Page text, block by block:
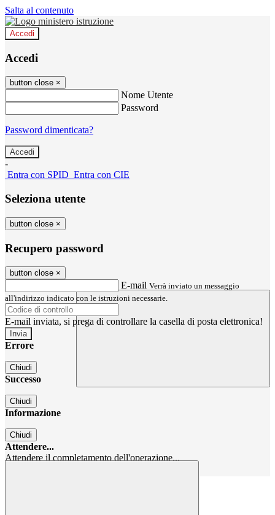
Salta al contenuto
Accedi
Accedi
button close ×
Nome Utente
Password
Password dimenticata?
-
Entra con SPID Entra con CIE
Seleziona utente
button close ×
Recupero password
button close ×
E-mail Verrà inviato un messaggio
all'indirizzo indicato con le istruzioni necessarie.
E-mail inviata, si prega di controllare la casella di posta elettronica!
Errore
Chiudi
Successo
Chiudi
Informazione
Chiudi
Attendere...
Attendere il completamento dell'operazione...